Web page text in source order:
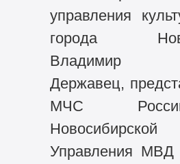
управления
города
Владимир
Державец,
МЧС
Управления МВД